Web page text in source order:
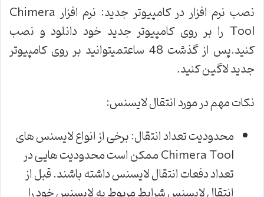
نصب نرم افزار در کامپیوتر جدید: نرم افزار Chimera
Tool را بر روی کامپیوتر جدید خود دانلود و نصب
کنید.پس از گذشت 48 ساعتمیتوانید بر روی کامپیوتر
جدید لاگین کنید.
نکات مهم در مورد انتقال لایسنس:
محدودیت تعداد انتقال: برخی از انواع لایسنس های
Chimera Tool ممکن است محدودیت هایی در
تعداد دفعات انتقال لایسنس داشته باشند. قبل از